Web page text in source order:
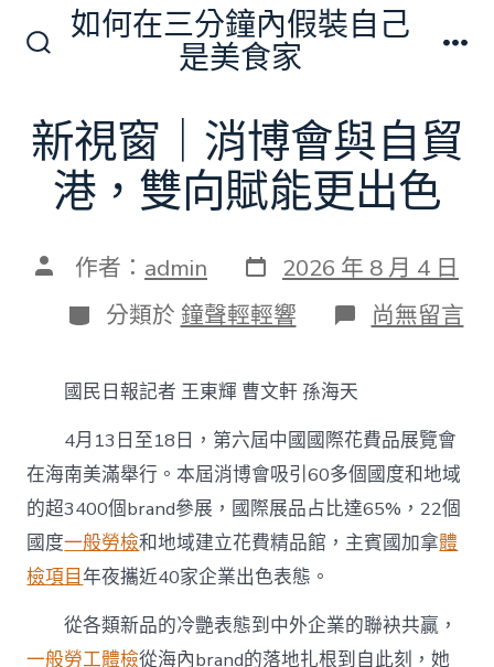
切
換
開
關
如何在三分鐘內假裝自己
是美食家
新視窗｜消博會與自貿
港，雙向賦能更出色
文 作者： admin 發
表
日
期
2026 年 8 月 4 日
分
類
分類於 鐘聲輕輕響 在
〈新
消
博
會
與
自
貿
港，
賦
能
尚無留言
國民日報記者 王東輝 曹文軒 孫海天
4月13日至18日，第六屆中國國際花費品展覽會
在海南美滿舉行。本屆消博會吸引60多個國度和地域
的超3400個brand參展，國際展品占比達65%，22個
國度一般勞檢和地域建立花費精品館，主賓國加拿體
檢項目年夜攜近40家企業出色表態。
從各類新品的冷艷表態到中外企業的聯袂共贏，
一般勞工體檢從海內brand的落地扎根到自此刻，她